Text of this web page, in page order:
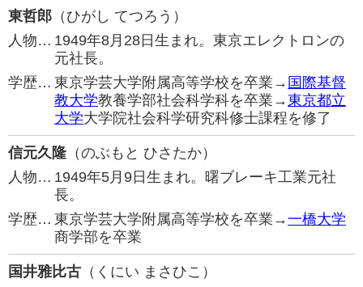
東哲郎 （ひがし てつろう）
人物… 1949年8月28日生まれ。東京エレクトロンの
元社長。
学歴… 東京学芸大学附属高等学校を卒業→ 国際基督
教大学教養学部社会科学科を卒業→東京都立
大学大学院社会科学研究科修士課程を修了
信元久隆 （のぶもと ひさたか）
人物… 1949年5月9日生まれ。曙ブレーキ工業元社
長。
学歴… 東京学芸大学附属高等学校を卒業→一橋大学
商学部を卒業
国井雅比古 （くにい まさひこ）